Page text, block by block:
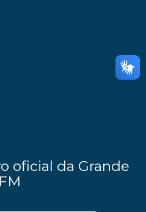
oficial da Grande
FM